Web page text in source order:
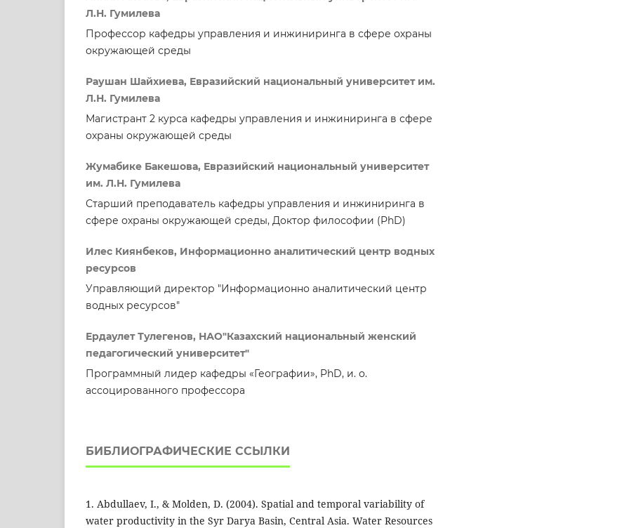
Л.Н. Гумилева
Профессор кафедры управления и инжиниринга в сфере охраны
окружающей среды
Раушан Шайхиева, Евразийский национальный университет им.
Л.Н. Гумилева
Магистрант 2 курса кафедры управления и инжиниринга в сфере
охраны окружающей среды
Жумабике Бакешова, Евразийский национальный университет
им. Л.Н. Гумилева
Старший преподаватель кафедры управления и инжиниринга в
сфере охраны окружающей среды, Доктор философии (PhD)
Илес Киянбеков, Информационно аналитический центр водных
ресурсов
Управляющий директор "Информационно аналитический центр
водных ресурсов"
Ердаулет Тулегенов, НАО"Казахский национальный женский
педагогический университет"
Программный лидер кафедры «Географии», PhD, и. о.
ассоцированного профессора
БИБЛИОГРАФИЧЕСКИЕ ССЫЛКИ
1. Abdullaev, I., & Molden, D. (2004). Spatial and temporal variability of
water productivity in the Syr Darya Basin, Central Asia. Water Resources